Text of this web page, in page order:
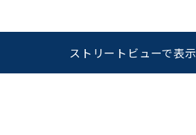
ストリートビューで表示